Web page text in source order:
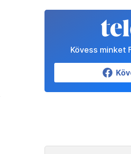
Kövess minket